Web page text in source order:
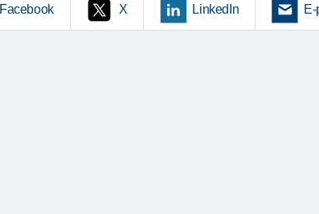
Facebook X LinkedIn